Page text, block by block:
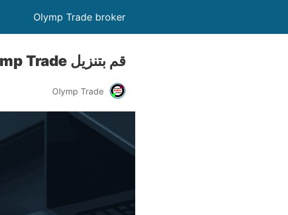
Olymp Trade broker
قم بتنزيل Olymp Trade للكمبيوتر الشخصي
Olymp Trade